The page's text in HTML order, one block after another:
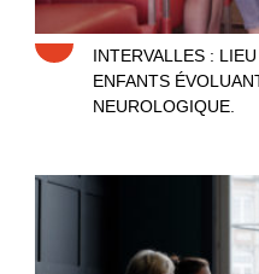
INTERVALLES :
ENFANTS
NEUROLOGIQUE.
Le clan des mamans